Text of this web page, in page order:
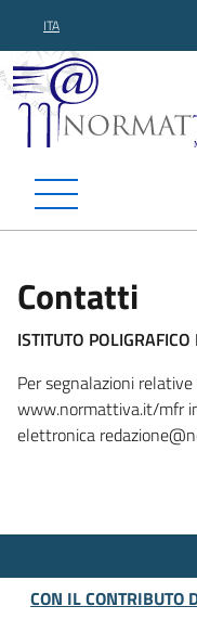
ITA
Contatti
ISTITUTO
Per segnalazioni
www.normattiva.it/mfr
elettronica
CON IL CONTRIBUTO